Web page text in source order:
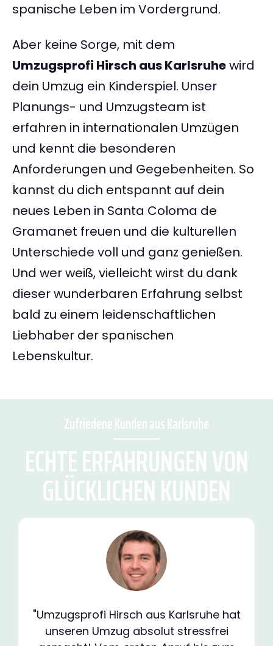
spanische Leben im Vordergrund.
Aber keine Sorge, mit dem
Umzugsprofi Hirsch aus Karlsruhewird
dein Umzug ein Kinderspiel. Unser
Planungs- und Umzugsteam ist
erfahren in internationalen Umzügen
und kennt die besonderen
Anforderungen und Gegebenheiten. So
kannst du dich entspannt auf dein
neues Leben in Santa Coloma de
Gramanet freuen und die kulturellen
Unterschiede voll und ganz genießen.
Und wer weiß, vielleicht wirst du dank
dieser wunderbaren Erfahrung selbst
bald zu einem leidenschaftlichen
Liebhaber der spanischen
Lebenskultur.
Zufriedene Kunden aus Karlsruhe
ECHTE ERFAHRUNGEN VON
GLÜCKLICHEN KUNDEN
"Umzugsprofi Hirsch aus Karlsruhe hat
unseren Umzug absolut stressfrei